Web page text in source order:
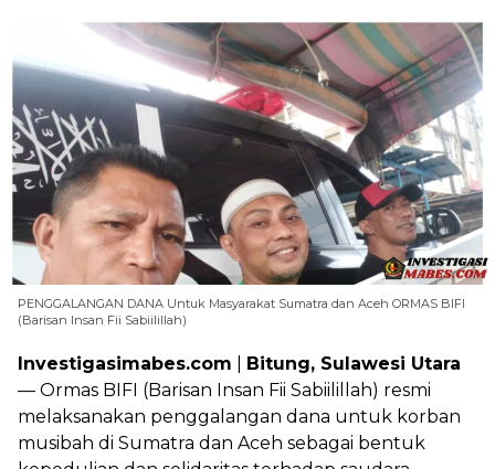
PENGGALANGAN DANA Untuk Masyarakat Sumatra dan Aceh ORMAS BIFI
(Barisan Insan Fii Sabiilillah)
Investigasimabes.com
Bitung, Sulawesi Utara
— Ormas BIFI (Barisan Insan Fii Sabiilillah) resmi
melaksanakan penggalangan dana untuk korban
musibah di Sumatra dan Aceh sebagai bentuk